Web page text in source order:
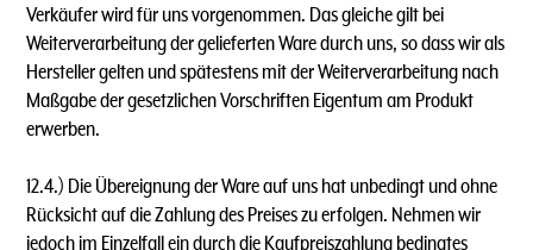
Verkäufer wird für uns vorgenommen. Das gleiche gilt bei
Weiterverarbeitung der gelieferten Ware durch uns, so dass wir als
Hersteller gelten und spätestens mit der Weiterverarbeitung nach
Maßgabe der gesetzlichen Vorschriften Eigentum am Produkt
erwerben.
12.4.) Die Übereignung der Ware auf uns hat unbedingt und ohne
Rücksicht auf die Zahlung des Preises zu erfolgen. Nehmen wir
jedoch im Einzelfall ein durch die Kaufpreiszahlung bedingtes